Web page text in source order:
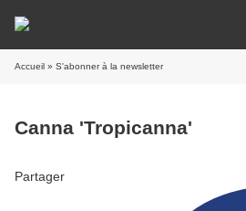
Accueil » S'abonner à la newsletter
Canna 'Tropicanna'
Partager